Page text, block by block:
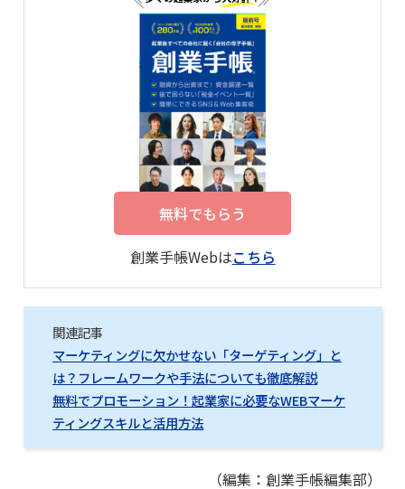
無料でもらう
創業手帳Webはこちら
関連記事
マーケティングに欠かせない「ターゲティング」と
は？フレームワークや手法についても徹底解説
無料でプロモーション！起業家に必要なWEBマーケ
ティングスキルと活用方法
（編集：創業手帳編集部）